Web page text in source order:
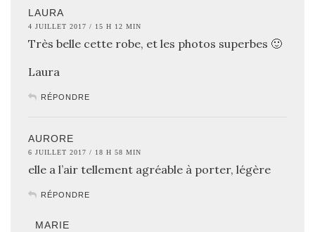
LAURA
4 JUILLET 2017 / 15 H 12 MIN
Très belle cette robe, et les photos superbes 🙂
Laura
RÉPONDRE
AURORE
6 JUILLET 2017 / 18 H 58 MIN
elle a l’air tellement agréable à porter, légère
RÉPONDRE
MARIE